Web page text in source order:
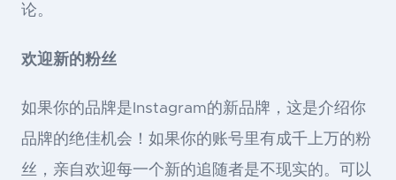
论。
欢迎新的粉丝
如果你的品牌是Instagram的新品牌，这是介绍你
品牌的绝佳机会！如果你的账号里有成千上万的粉
丝，亲自欢迎每一个新的追随者是不现实的。可以